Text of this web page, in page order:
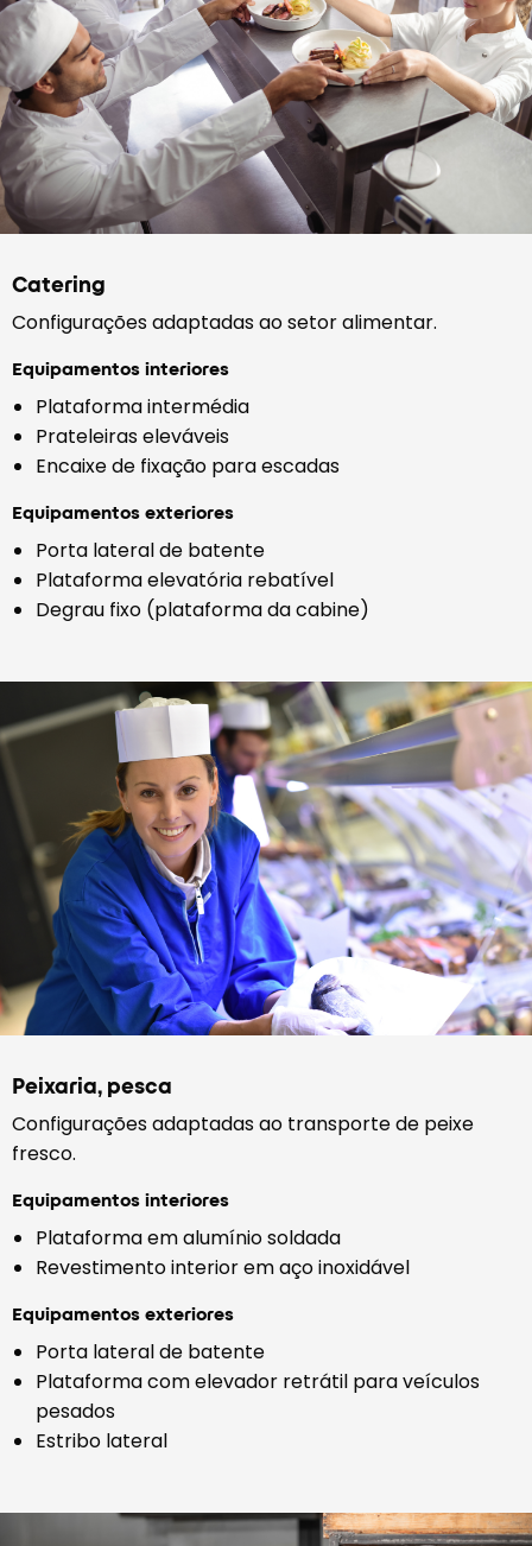
Catering
Configurações adaptadas ao setor alimentar.
Equipamentos interiores
Plataforma intermédia
Prateleiras eleváveis
Encaixe de fixação para escadas
Equipamentos exteriores
Porta lateral de batente
Plataforma elevatória rebatível
Degrau fixo (plataforma da cabine)
Peixaria, pesca
Configurações adaptadas ao transporte de peixe
fresco.
Equipamentos interiores
Plataforma em alumínio soldada
Revestimento interior em aço inoxidável
Equipamentos exteriores
Porta lateral de batente
Plataforma com elevador retrátil para veículos
pesados
Estribo lateral